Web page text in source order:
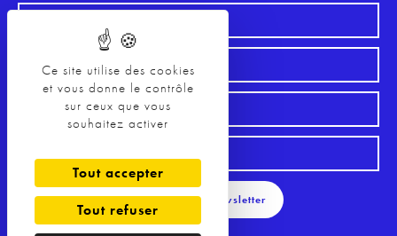
Ce site utilise des cookies
et vous donne le contrôle
sur ceux que vous
souhaitez activer
Tout accepter
Tout refuser
S'inscrire à la Newsletter